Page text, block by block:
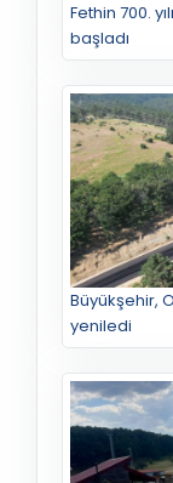
Fethin 700.
başladı
Büyükşehir,
yeniledi